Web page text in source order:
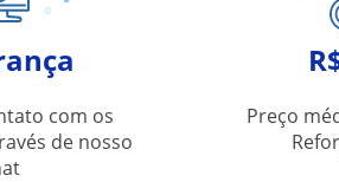
com os
de nosso
Preço